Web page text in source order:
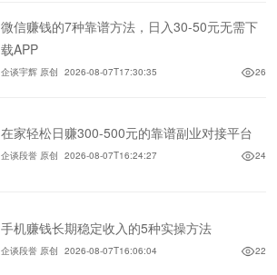
微信赚钱的7种靠谱方法，日入30-50元无需下
载APP
企谈宇辉 原创 2026-08-07T17:30:35 26
在家轻松日赚300-500元的靠谱副业对接平台
企谈段誉 原创 2026-08-07T16:24:27 24
手机赚钱长期稳定收入的5种实操方法
企谈段誉 原创 2026-08-07T16:06:04 22